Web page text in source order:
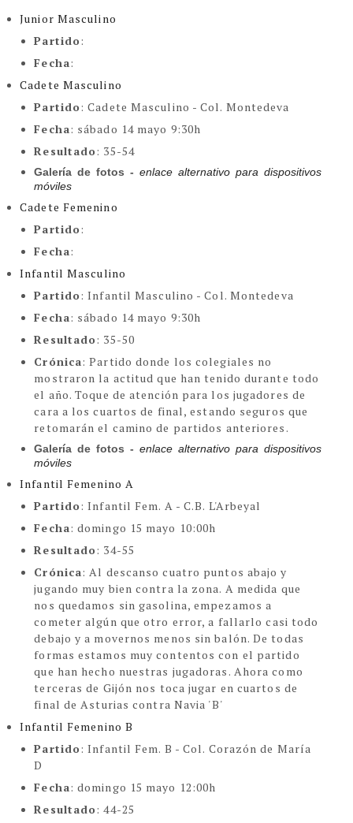
Junior Masculino
Partido:
Fecha:
Cadete Masculino
Partido: Cadete Masculino - Col. Montedeva
Fecha: sábado 14 mayo 9:30h
Resultado: 35-54
Galería de fotos - enlace alternativo para dispositivos
móviles
Cadete Femenino
Partido:
Fecha:
Infantil Masculino
Partido: Infantil Masculino - Col. Montedeva
Fecha: sábado 14 mayo 9:30h
Resultado: 35-50
Crónica: Partido donde los colegiales no
mostraron la actitud que han tenido durante todo
el año. Toque de atención para los jugadores de
cara a los cuartos de final, estando seguros que
retomarán el camino de partidos anteriores.
Galería de fotos - enlace alternativo para dispositivos
móviles
Infantil Femenino A
Partido: Infantil Fem. A - C.B. L'Arbeyal
Fecha: domingo 15 mayo 10:00h
Resultado: 34-55
Crónica:Al descanso cuatro puntos abajo y
jugando muy bien contra la zona. A medida que
nos quedamos sin gasolina, empezamos a
cometer algún que otro error, a fallarlo casi todo
debajo y a movernos menos sin balón. De todas
formas estamos muy contentos con el partido
que han hecho nuestras jugadoras. Ahora como
terceras de Gijón nos toca jugar en cuartos de
final de Asturias contra Navia 'B'
Infantil Femenino B
Partido: Infantil Fem. B - Col. Corazón de María
D
Fecha: domingo 15 mayo 12:00h
Resultado: 44-25